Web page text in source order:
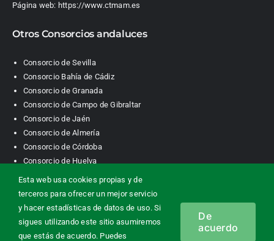
Página web: https://www.ctmam.es
Otros Consorcios andaluces
Consorcio de Sevilla
Consorcio Bahía de Cádiz
Consorcio de Granada
Consorcio de Campo de Gibraltar
Consorcio de Jaén
Consorcio de Almería
Consorcio de Córdoba
Consorcio de Huelva
Consorcio de Transporte Metropolitano. Área de Málaga |
Contacto| Información legal Política de privacidad|
Esta web usa cookies propias y de
terceros para ofrecer un mejor servicio
y hacer estadísticas de datos de uso. Si
sigues utilizando este sitio asumiremos
que estás de acuerdo. Puedes
De
acuerdo